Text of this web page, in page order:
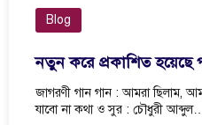
Blog
নতুন করে প্রকাশিত হয়েছে
জাগরণী গান গান : আমরা ছিলাম,
যাবো না কথা ও সুর : চৌধুরী